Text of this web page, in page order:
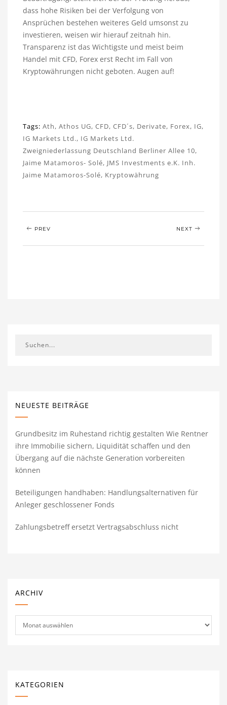
dass hohe Risiken bei der Verfolgung von
Ansprüchen bestehen weiteres Geld umsonst zu
investieren, weisen wir hierauf zeitnah hin.
Transparenz ist das Wichtigste und meist beim
Handel mit CFD, Forex erst Recht im Fall von
Kryptowährungen nicht geboten. Augen auf!
Tags: Ath, Athos UG, CFD, CFD´s, Derivate, Forex, IG,
IG Markets Ltd., IG Markets Ltd.
Zweigniederlassung Deutschland Berliner Allee 10,
Jaime Matamoros- Solé, JMS Investments e.K. Inh.
Jaime Matamoros-Solé, Kryptowährung
PREV NEXT
NEUESTE BEITRÄGE
Grundbesitz im Ruhestand richtig gestalten Wie Rentner
ihre Immobilie sichern, Liquidität schaffen und den
Übergang auf die nächste Generation vorbereiten
können
Beteiligungen handhaben: Handlungsalternativen für
Anleger geschlossener Fonds
Zahlungsbetreff ersetzt Vertragsabschluss nicht
ARCHIV
KATEGORIEN